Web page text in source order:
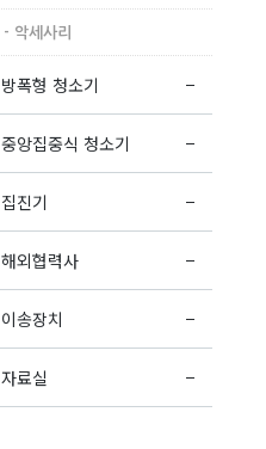
- 악세사리
방폭형 청소기
중앙집중식 청소기
집진기
해외협력사
이송장치
자료실